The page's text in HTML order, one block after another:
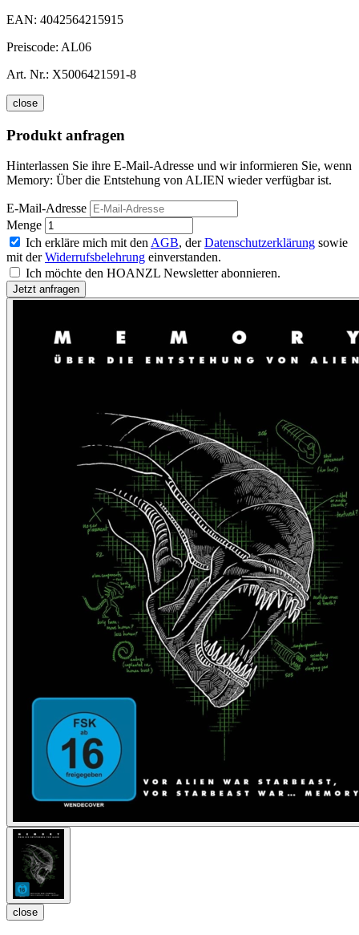
EAN: 4042564215915
Preiscode: AL06
Art. Nr.: X5006421591-8
close
Produkt anfragen
Hinterlassen Sie ihre E-Mail-Adresse und wir informieren Sie, wenn
Memory: Über die Entstehung von ALIEN wieder verfügbar ist.
E-Mail-Adresse
Menge
Ich erkläre mich mit den AGB, derDatenschutzerklärung sowie
mit derWiderrufsbelehrung einverstanden.
Ich möchte den HOANZL Newsletter abonnieren.
close